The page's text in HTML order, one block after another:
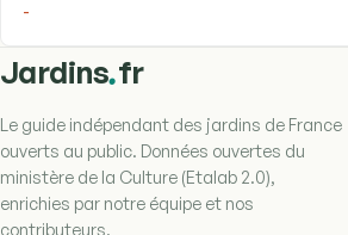
-
Jardins.fr
Le guide indépendant des jardins de France
ouverts au public. Données ouvertes du
ministère de la Culture (Etalab 2.0),
enrichies par notre équipe et nos
contributeurs.